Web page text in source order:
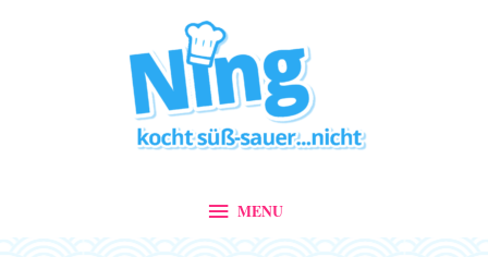
MENU
MENU